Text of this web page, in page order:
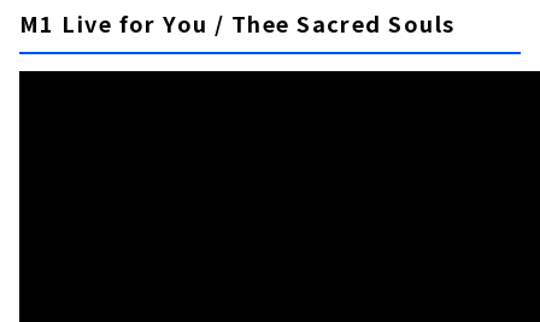
M1 Live for You / Thee Sacred Souls